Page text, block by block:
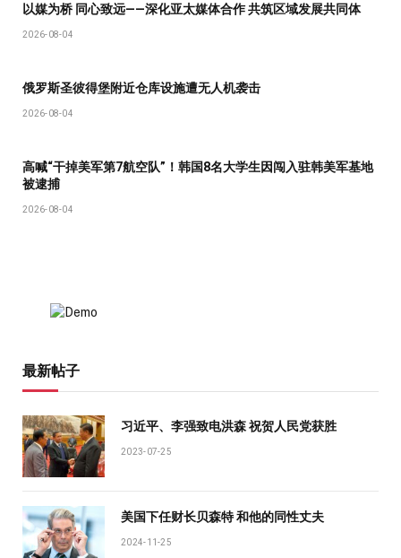
以媒为桥 同心致远——深化亚太媒体合作 共筑区域发展共同体
2026-08-04
俄罗斯圣彼得堡附近仓库设施遭无人机袭击
2026-08-04
高喊“干掉美军第7航空队”！韩国8名大学生因闯入驻韩美军基地
被逮捕
2026-08-04
最新帖子
习近平、李强致电洪森 祝贺人民党获胜
2023-07-25
美国下任财长贝森特 和他的同性丈夫
2024-11-25